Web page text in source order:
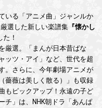
いる「アニメ曲」ジャンルか
選した新しい楽譜集 『懐かし
！
厳選。「まんが日本昔ばな
ッツ・アイ」など、世代を超
。さらに、今年劇場アニメが
薔薇は美しく散る）」も収録
もピックアップ！永遠の子ど
チ」は、NHK朝ドラ「あんぱ